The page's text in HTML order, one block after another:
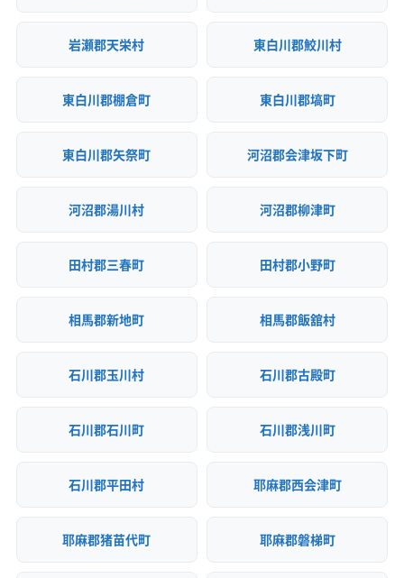
岩瀬郡天栄村 東白川郡鮫川村
東白川郡棚倉町 東白川郡塙町
東白川郡矢祭町 河沼郡会津坂下町
河沼郡湯川村 河沼郡柳津町
田村郡三春町 田村郡小野町
相馬郡新地町 相馬郡飯舘村
石川郡玉川村 石川郡古殿町
石川郡石川町 石川郡浅川町
石川郡平田村 耶麻郡西会津町
耶麻郡猪苗代町 耶麻郡磐梯町